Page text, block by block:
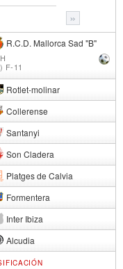
»
R.C.D. Mallorca Sad "B"
F-11
Rotlet-molinar
Collerense
Santanyi
Son Cladera
Platges de Calvia
Formentera
Inter Ibiza
Alcudia